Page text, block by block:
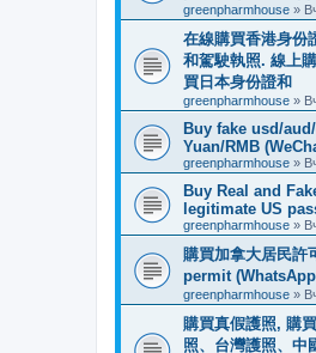
greenpharmhouse »
在線購買香港身份
和駕駛執照. 線上
買日本身份證和
greenpharmhouse »
Buy fake usd/
Yuan/RMB
greenpharmhouse »
Buy Real and
legitimate US
greenpharmhouse »
購買加拿大居民
permit (WhatsApp
greenpharmhouse »
購買真假護照, 購
照、台灣護照、中